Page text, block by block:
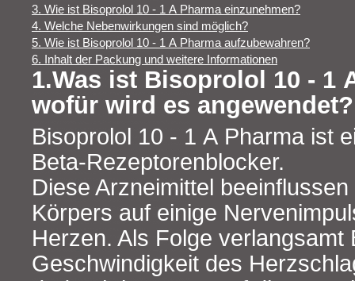
3. Wie ist Bisoprolol 10 - 1 A Pharma einzunehmen?
4. Welche Nebenwirkungen sind möglich?
5. Wie ist Bisoprolol 10 - 1 A Pharma aufzubewahren?
6. Inhalt der Packung und weitere Informationen
1.Was ist Bisoprolol 10 - 1
wofür wird es angewendet?
Bisoprolol 10 - 1 A Pharma ist
Beta-Rezeptorenblocker.
Diese Arzneimittel
Körpers auf einige
Herzen. Als Folge verlangsamt
Geschwindigkeit des